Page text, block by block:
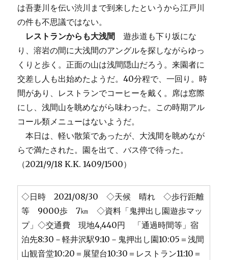
は吾妻川を伝い渋川まで到来したというから江戸川
の件も不思議ではない。
レストランからも大浅間
遊歩道も下り坂にな
り、溶岩の間に大浅間のアングルを探しながらゆっ
くりと歩く。正面の山は浅間隠山だろう。来園者に
交差し人も出始めたようだ。40分程で、一回り。時
間があり、レストランでコーヒーを戴く。席は窓際
にし、浅間山を眺めながら味わった。この時期アル
コール類メニューはないようだ。
本日は、軽い散策であったが、大浅間を眺めなが
らで満たされた。園を出て、バス停で待った。
（2021/9/18 K.K. 1409/1500）
◇日時 2021/08/30 ◇天候 晴れ ◇歩行距離
等 9000歩 7㎞ ◇資料「鬼押出し園遊歩マッ
プ」◇交通費 現地4,440円 「通過時間等」宿
泊先8:30－軽井沢駅9:10－鬼押出し園10:05＝浅間
山観音堂10:20＝展望台10:30＝レストラン11:10＝